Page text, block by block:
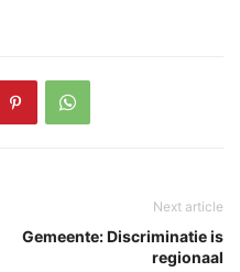
Next article
Gemeente: Discriminatie is
regionaal